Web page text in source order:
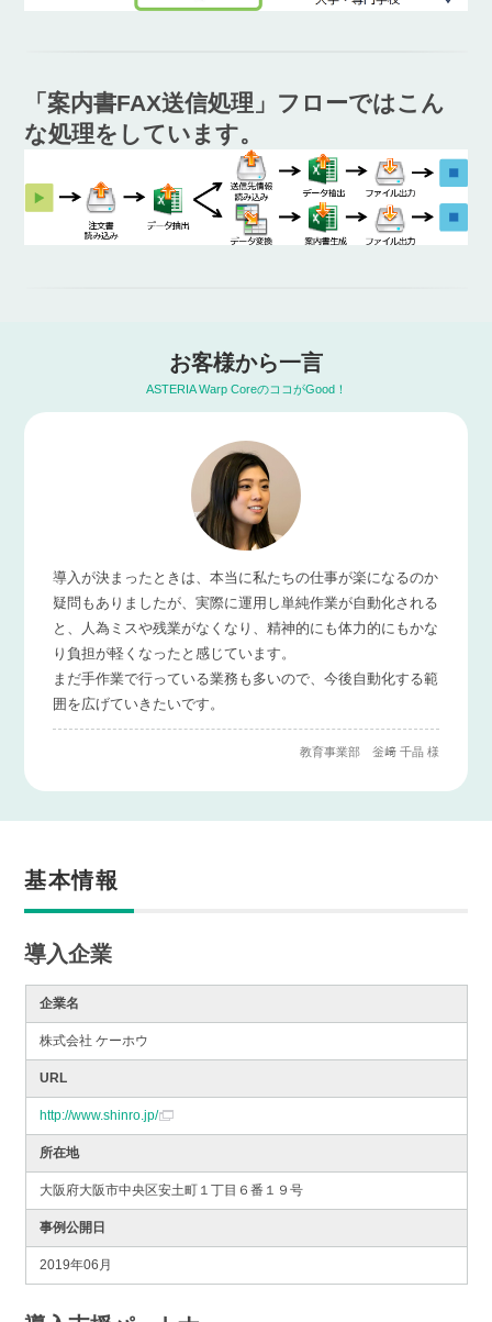
「案内書FAX送信処理」フローではこん
な処理をしています。
お客様から一言
ASTERIA Warp CoreのココがGood！
導入が決まったときは、本当に私たちの仕事が楽になるのか
疑問もありましたが、実際に運用し単純作業が自動化される
と、人為ミスや残業がなくなり、精神的にも体力的にもかな
り負担が軽くなったと感じています。
まだ手作業で行っている業務も多いので、今後自動化する範
囲を広げていきたいです。
教育事業部 釡﨑 千晶 様
基本情報
導入企業
企業名
株式会社 ケーホウ
URL
http://www.shinro.jp/
所在地
大阪府大阪市中央区安土町１丁目６番１９号
事例公開日
2019年06月